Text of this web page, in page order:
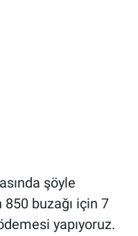
şöyle
850 buzağı için 7
yapıyoruz.